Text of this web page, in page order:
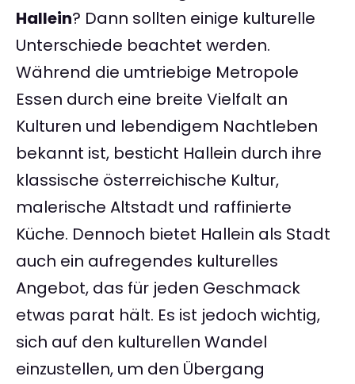
Hallein? Dann sollten einige kulturelle
Unterschiede beachtet werden.
Während die umtriebige Metropole
Essen durch eine breite Vielfalt an
Kulturen und lebendigem Nachtleben
bekannt ist, besticht Hallein durch ihre
klassische österreichische Kultur,
malerische Altstadt und raffinierte
Küche. Dennoch bietet Hallein als Stadt
auch ein aufregendes kulturelles
Angebot, das für jeden Geschmack
etwas parat hält. Es ist jedoch wichtig,
sich auf den kulturellen Wandel
einzustellen, um den Übergang